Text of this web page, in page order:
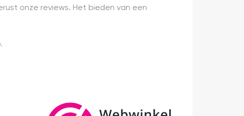
onze reviews. Het bieden van een